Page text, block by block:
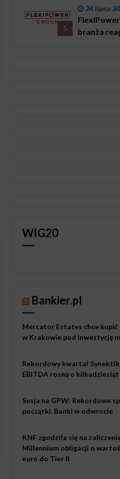
5
24 lipca
branża
WIG20
Bankier.pl
Mercator Estates chce kupić
w Krakowie pod inwestycję
Rekordowy kwartał
EBITDA rosną o
Sesja na GPW: Rekordowe
początki. Banki w odwrocie
KNF zgodziła się na
Millennium obligacji o
euro do Tier II